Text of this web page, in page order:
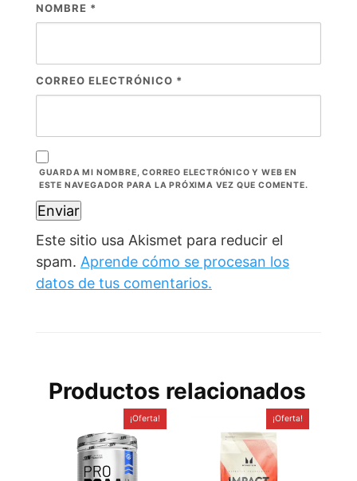
NOMBRE *
CORREO ELECTRÓNICO *
GUARDA MI NOMBRE, CORREO ELECTRÓNICO Y WEB EN
ESTE NAVEGADOR PARA LA PRÓXIMA VEZ QUE COMENTE.
Este sitio usa Akismet para reducir el
spam. Aprende cómo se procesan los
datos de tus comentarios.
Productos relacionados
¡Oferta! ¡Oferta!